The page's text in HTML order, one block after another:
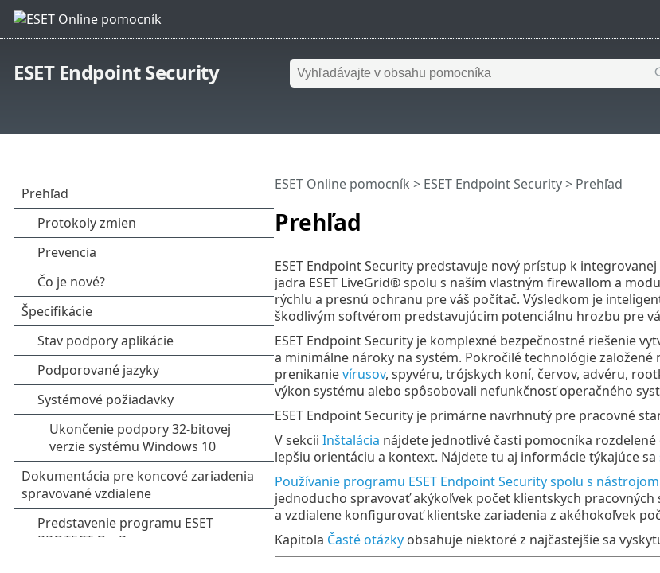
ESET Endpoint Security
Prehľad
ESET Online pomocník > ESET Endpoint Security> Prehľad
ESET Endpoint Security predstavuje nový prístup k
jadra ESET LiveGrid® spolu s naším vlastným firewallom a
rýchlu a presnú ochranu pre váš počítač. Výsledkom je
škodlivým softvérom predstavujúcim potenciálnu hrozbu pre
ESET Endpoint Security je komplexné bezpečnostné riešenie
a minimálne nároky na systém. Pokročilé technológie
prenikanievírusov, spyvéru, trójskych koní, červov, advéru,
výkon systému alebo spôsobovali nefunkčnosť operačného
ESET Endpoint Security je primárne navrhnutý pre pracovné
V sekcii Inštalácia nájdete jednotlivé časti pomocníka
lepšiu orientáciu a kontext. Nájdete tu aj informácie týkajúce sa
Používanie programu ESET Endpoint Security spolu s nástrojom
jednoducho spravovať akýkoľvek počet klientskych
a vzdialene konfigurovať klientske zariadenia z akéhokoľvek
Kapitola Časté otázkyobsahuje niektoré z najčastejšie sa